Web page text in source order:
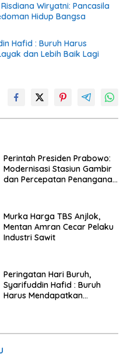
Wiryatni: Pancasila
Hidup Bangsa
Hafid : Buruh Harus
dan Lebih Baik Lagi
Perintah Presiden Prabowo:
Modernisasi Stasiun Gambir
dan Percepatan Penanganan
Murka Harga TBS Anjlok,
Mentan Amran Cecar Pelaku
Industri Sawit
Peringatan Hari Buruh,
Syarifuddin Hafid : Buruh
Harus Mendapatkan